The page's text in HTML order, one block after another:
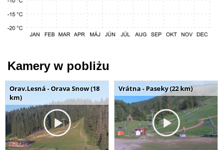
Kamery w pobliżu
Orav.Lesná - Orava Snow (18
km)
Vrátna - Paseky (22 km)